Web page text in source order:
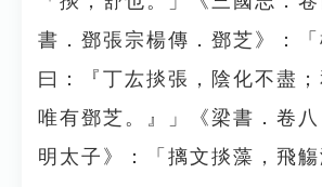
書．鄧張宗楊傳．鄧芝》：
曰：『丁厷掞張，陰化不盡；
唯有鄧芝。』」《梁書．卷
明太子》：「摛文掞藻，飛觴